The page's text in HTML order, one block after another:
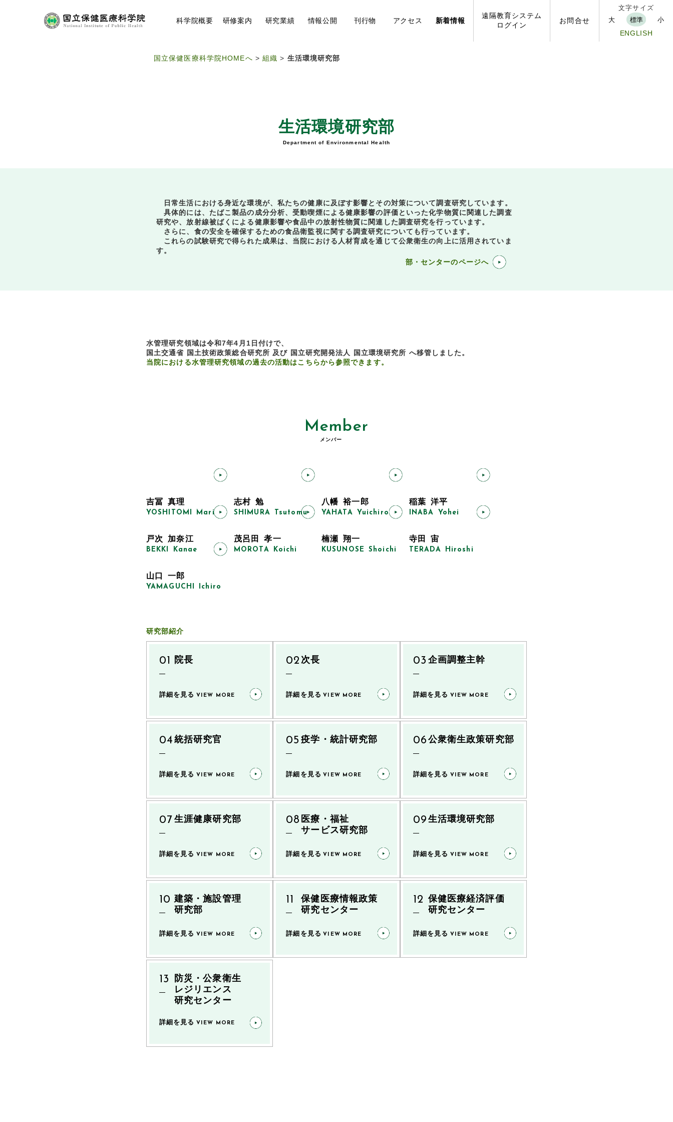
科学院概要 研修案内 研究業績 情報公開 刊行物 アク セス 新着情報
遠隔教育システム
ログイン
お問 合せ
文字サイズ
大
標準 小
ENGLISH
国立保健医療科学院HOMEへ >組織 > 生活環境研究部
生活環境研究部
Department of Environmental Health
日常生活における身近な環境が、私たちの健康に及ぼす影響とその対策について調査研究しています。
具体的には、たばこ製品の成分分析、受動喫煙による健康影響の評価といった化学物質に関連した調査
研究や、放射線被ばくによる健康影響や食品中の放射性物質に関連した調査研究を行っています。
さらに、食の安全を確保するための食品衛監視に関する調査研究についても行っています。
これらの試験研究で得られた成果は、当院における人材育成を通じて公衆衛生の向上に活用されていま
す。
部・センターのページへ
水管理研究領域は令和7年4月1日付けで、
国土交通省 国土技術政策総合研究所 及び 国立研究開発法人 国立環境研究所 へ移管しました。
当院における水管理研究領域の過去の活動はこちらから参照できます。
Member
メンバー
牛山 明
USHIYAMA Akira
吉冨 真理
YOSHITOMI Mari
志村 勉
SHIMURA Tsutomu
八幡 裕一郎
YAHATA Yuichiro
稲葉 洋平
INABA Yohei
戸次 加奈江
BEKKI Kanae
茂呂田 孝一
MOROTA Koichi
楠瀬 翔一
KUSUNOSE Shoichi
寺田 宙
TERADA Hiroshi
山口 一郎
YAMAGUCHI Ichiro
研究部紹介
院長
詳細を見る VIEW MORE
次長
詳細を見る VIEW MORE
企画調整主幹
詳細を見る VIEW MORE
統括研究官
詳細を見る VIEW MORE
疫学・統計研究部
詳細を見る VIEW MORE
公衆衛生政策研究部
詳細を見る VIEW MORE
生涯健康研究部
詳細を見る VIEW MORE
医療・福祉
サービス研究部
詳細を見る VIEW MORE
生活環境研究部
詳細を見る VIEW MORE
建築・施設管理
研究部
詳細を見る VIEW MORE
保健医療情報政策
研究センター
詳細を見る VIEW MORE
保健医療経済評価
研究センター
詳細を見る VIEW MORE
防災・公衆衛生
レジリエンス
研究センター
詳細を見る VIEW MORE